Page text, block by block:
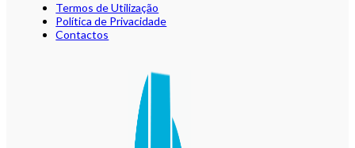
Termos de Utilização
Política de Privacidade
Contactos